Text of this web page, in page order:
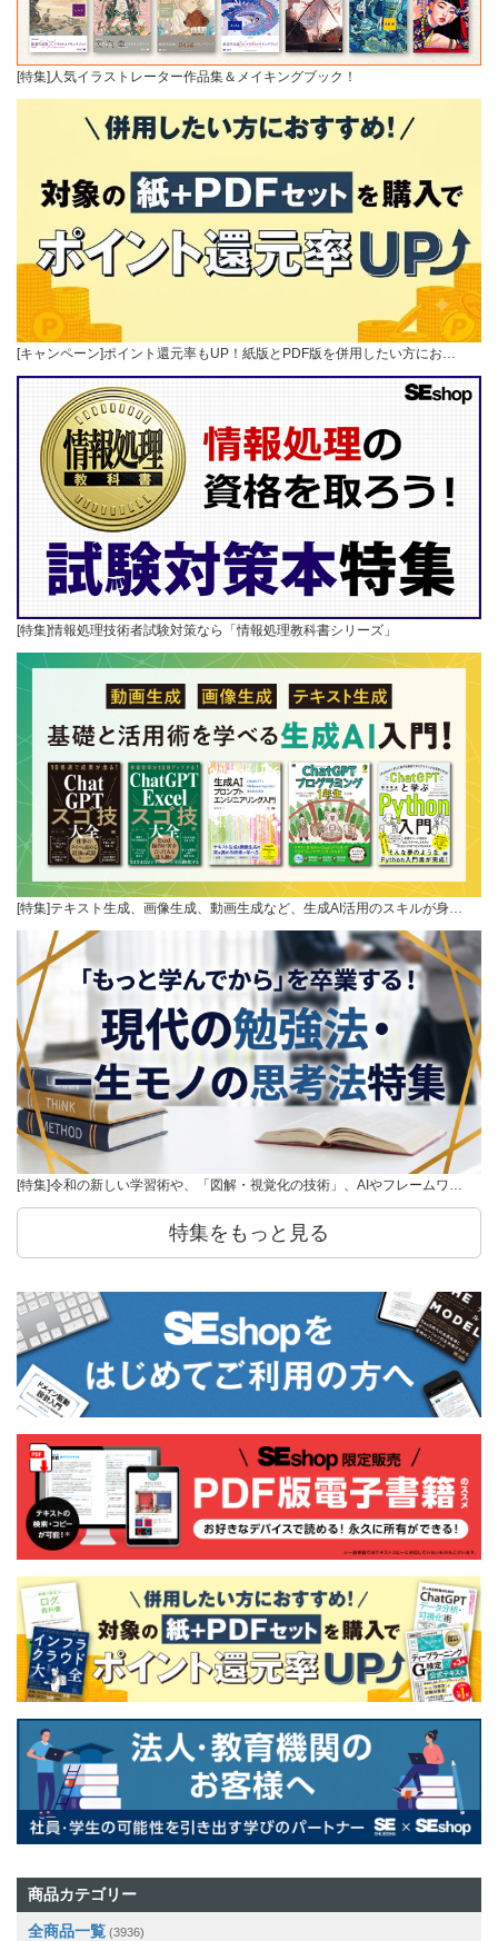
[特集]人気イラストレーター作品集＆メイキングブック！
[キャンペーン]ポイント還元率もUP！紙版とPDF版を併用したい方にお…
[特集]情報処理技術者試験対策なら「情報処理教科書シリーズ」
[特集]テキスト生成、画像生成、動画生成など、生成AI活用のスキルが身…
[特集]令和の新しい学習術や、「図解・視覚化の技術」、AIやフレームワ…
特集をもっと見る
商品カテゴリー
全商品一覧 (3936)